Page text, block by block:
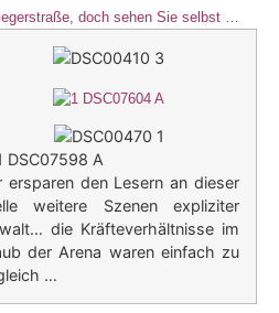
doch sehen Sie selbst …
ersparen den Lesern an dieser
weitere Szenen expliziter
die Kräfteverhältnisse im
der Arena waren einfach zu
…